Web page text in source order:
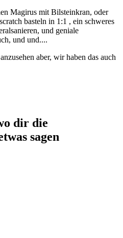
Magirus mit Bilsteinkran, oder
basteln in 1:1 , ein schweres
und geniale
und und....
aber, wir haben das auch
dir die
sagen